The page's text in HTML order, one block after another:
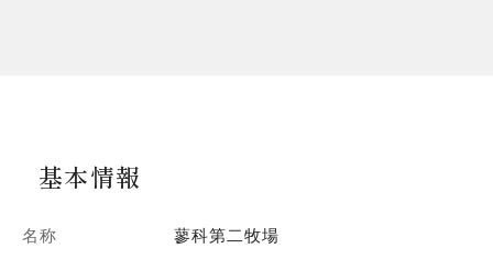
基本情報
名称 蓼科第二牧場